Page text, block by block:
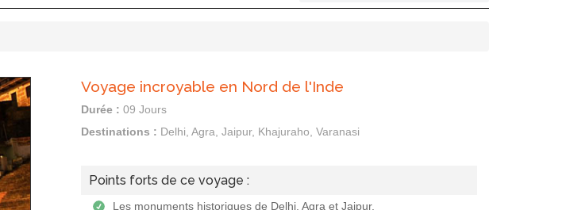
Voyage incroyable en Nord de l'Inde
Durée : 09 Jours
Destinations : Delhi, Agra, Jaipur, Khajuraho, Varanasi
Points forts de ce voyage :
Les monuments historiques de Delhi, Agra et Jaipur.